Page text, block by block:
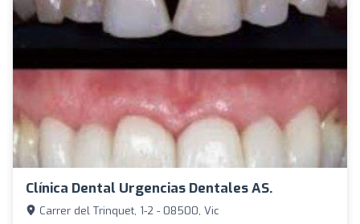
Clínica Dental Urgencias Dentales AS.
Carrer del Trinquet, 1-2 - 08500, Vic